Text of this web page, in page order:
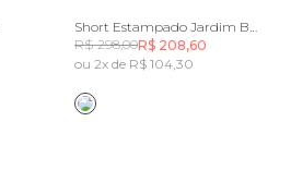
Short Estampado Jardim Boho
R$ 298,00R$ 208,60
ou 2x de R$ 104,30